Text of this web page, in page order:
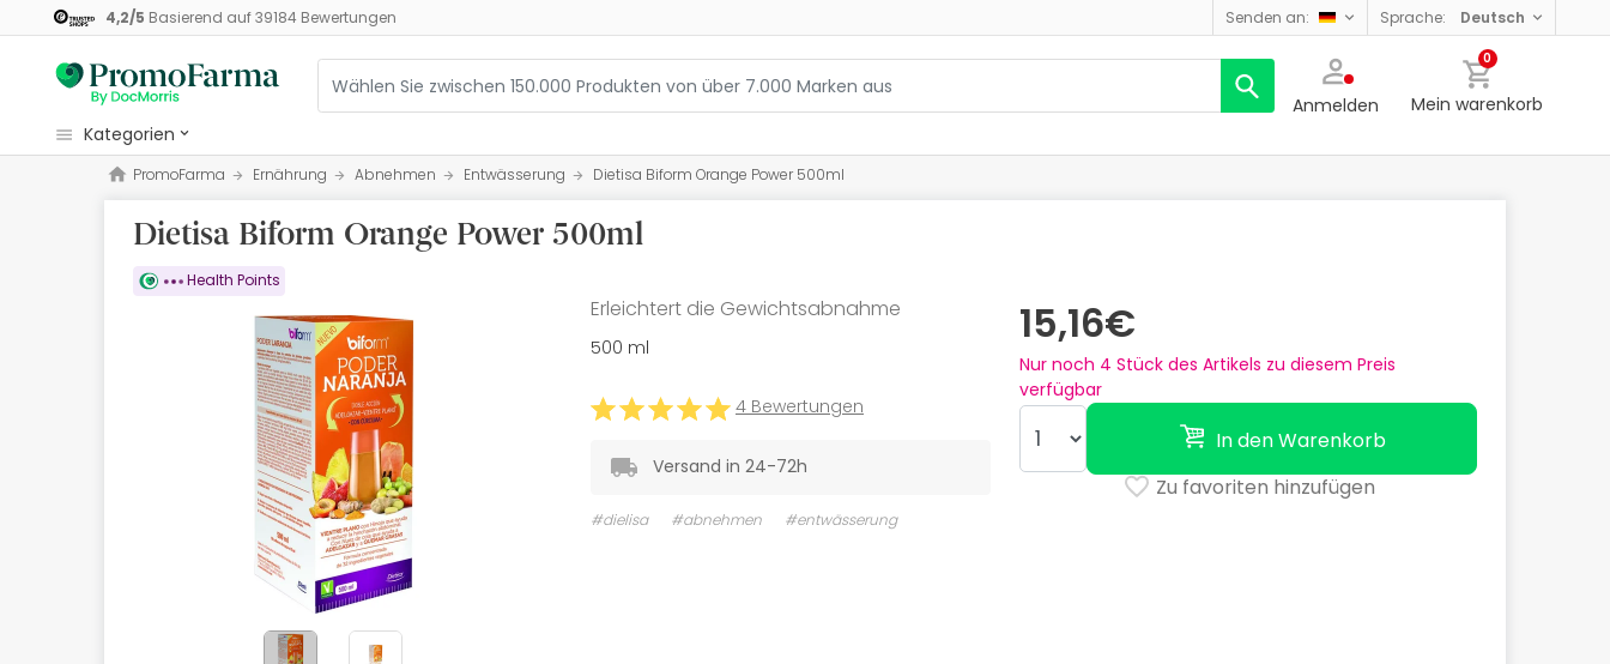
4,2/5 Basierend auf39184 Bewertungen senden an: sprache: deutsch
Anmelden
0
Mein warenkorb
kategorien
Kosmetik
Gesundheit
Pflege
PromoFarma Ernährung Abnehmen Entwässerung Dietisa Biform Orange Power 500ml
Dietisa Biform Orange Power 500ml
Health Points
15,16€
Nur noch 4 Stück des Artikels zu diesem Preis
verfügbar
In den Warenkorb
Zu favoriten hinzufügen
Erleichtert die Gewichtsabnahme
500 ml
4 Bewertungen
Versand in 24-72h
#dielisa #abnehmen #entwässerung